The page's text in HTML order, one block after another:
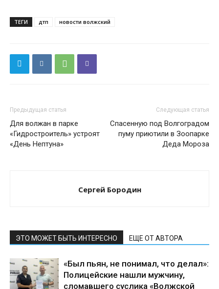
ТЕГИ дтп новости волжский
Предыдущая статья
Для волжан в парке
«Гидростроитель» устроят
«День Нептуна»
Следующая статья
Спасенную под Волгоградом
пуму приютили в Зоопарке
Деда Мороза
Сергей Бородин
ЭТО МОЖЕТ БЫТЬ ИНТЕРЕСНО ЕЩЕ ОТ АВТОРА
«Был пьян, не понимал, что делал»:
Полицейские нашли мужчину,
сломавшего суслика «Волжской